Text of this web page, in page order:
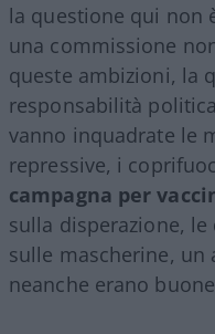
la questione qui non
una commissione
queste ambizioni, la
responsabilità
vanno inquadrate le
repressive, i
campagna per
sulla disperazione,
sulle mascherine, un
neanche erano